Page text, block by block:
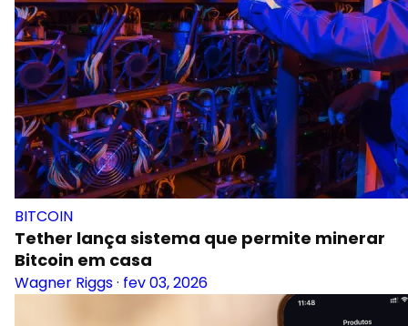
BITCOIN
Tether lança sistema que permite minerar
Bitcoin em casa
Wagner Riggs· fev 03, 2026